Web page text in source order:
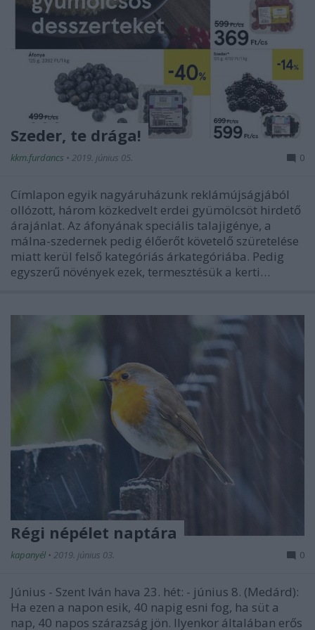
Szeder, te drága!
kkm.furdancs • 2019. június 05. 0
Címlapon egyik nagyáruházunk reklámújságjából
ollózott, három közkedvelt erdei gyümölcsöt hirdető
árajánlat. Az áfonyának speciális talajigénye, a
málna-szedernek pedig élőerőt követelő szüretelése
miatt kerül felső kategóriás árkategóriába. Pedig
egyszerű növények ezek, termesztésük a kerti…
Régi népélet naptára
kapanyél • 2019. június 03. 0
Június - Szent Iván hava 23. hét: - június 8. (Medárd):
Ha ezen a napon esik, 40 napig esni fog, ha süt a
nap, 40 napos szárazság jön. Ilyenkor általában erős